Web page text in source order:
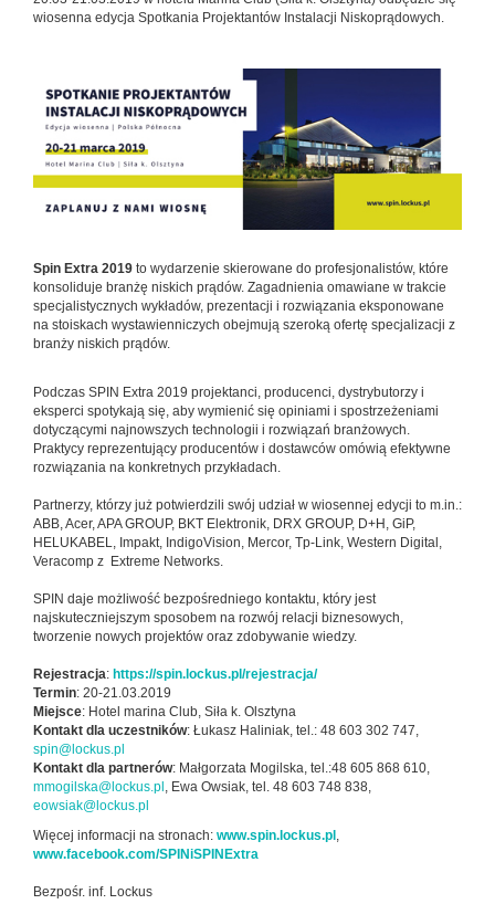
wiosenna edycja Spotkania Projektantów Instalacji Niskoprądowych.
Spin Extra 2019 to wydarzenie skierowane do profesjonalistów, które
konsoliduje branżę niskich prądów. Zagadnienia omawiane w trakcie
specjalistycznych wykładów, prezentacji i rozwiązania eksponowane
na stoiskach wystawienniczych obejmują szeroką ofertę specjalizacji z
branży niskich prądów.
Podczas SPIN Extra 2019 projektanci, producenci, dystrybutorzy i
eksperci spotykają się, aby wymienić się opiniami i spostrzeżeniami
dotyczącymi najnowszych technologii i rozwiązań branżowych.
Praktycy reprezentujący producentów i dostawców omówią efektywne
rozwiązania na konkretnych przykładach.
Partnerzy, którzy już potwierdzili swój udział w wiosennej edycji to m.in.:
ABB, Acer, APA GROUP, BKT Elektronik, DRX GROUP, D+H, GiP,
HELUKABEL, Impakt, IndigoVision, Mercor, Tp-Link, Western Digital,
Veracomp z Extreme Networks.
SPIN daje możliwość bezpośredniego kontaktu, który jest
najskuteczniejszym sposobem na rozwój relacji biznesowych,
tworzenie nowych projektów oraz zdobywanie wiedzy.
Rejestracja: https://spin.lockus.pl/rejestracja/
Termin: 20-21.03.2019
Miejsce: Hotel marina Club, Siła k. Olsztyna
Kontakt dla uczestników: Łukasz Haliniak, tel.: 48 603 302 747,
spin@lockus.pl
Kontakt dla partnerów: Małgorzata Mogilska, tel.:48 605 868 610,
mmogilska@lockus.pl , Ewa Owsiak, tel. 48 603 748 838,
eowsiak@lockus.pl
Więcej informacji na stronach: www.spin.lockus.pl ,
www.facebook.com/SPINiSPINExtra
Bezpośr. inf. Lockus